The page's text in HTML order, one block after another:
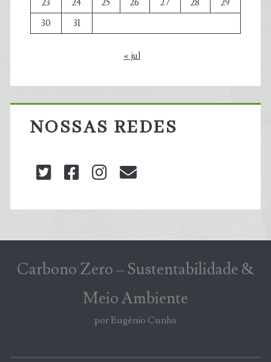
23
24 25 26 27 28
29
30
31
« jul
NOSSAS REDES
twitterfacebookinstagram
Carbono Zero – Sustentabilidade &
Meio Ambiente
por Eugênio Cunha